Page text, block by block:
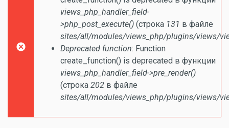
views_php_handler_field-
>php_post_execute() (строка 131 в файле
sites/all/modules/views_php/plugins/views/
Deprecated function: Function
create_function() is deprecated в функции
views_php_handler_field->pre_render()
(строка 202 в файле
sites/all/modules/views_php/plugins/views/